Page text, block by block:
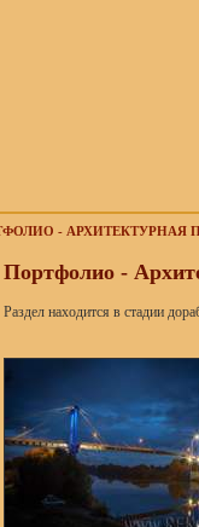
- АРХИТЕКТУРНАЯ
Портфолио -
Раздел находится в стадии